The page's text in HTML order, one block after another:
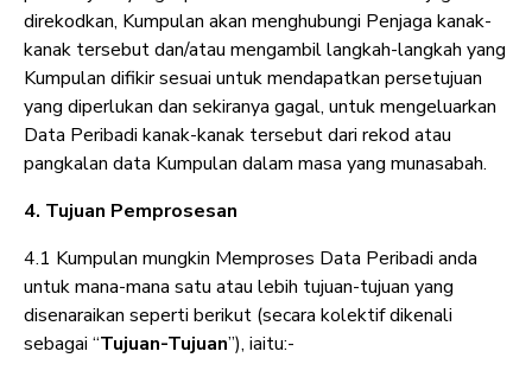
direkodkan, Kumpulan akan menghubungi Penjaga kanak-
kanak tersebut dan/atau mengambil langkah-langkah yang
Kumpulan difikir sesuai untuk mendapatkan persetujuan
yang diperlukan dan sekiranya gagal, untuk mengeluarkan
Data Peribadi kanak-kanak tersebut dari rekod atau
pangkalan data Kumpulan dalam masa yang munasabah.
4. Tujuan Pemprosesan
4.1 Kumpulan mungkin Memproses Data Peribadi anda
untuk mana-mana satu atau lebih tujuan-tujuan yang
disenaraikan seperti berikut (secara kolektif dikenali
sebagai “Tujuan-Tujuan”), iaitu:-